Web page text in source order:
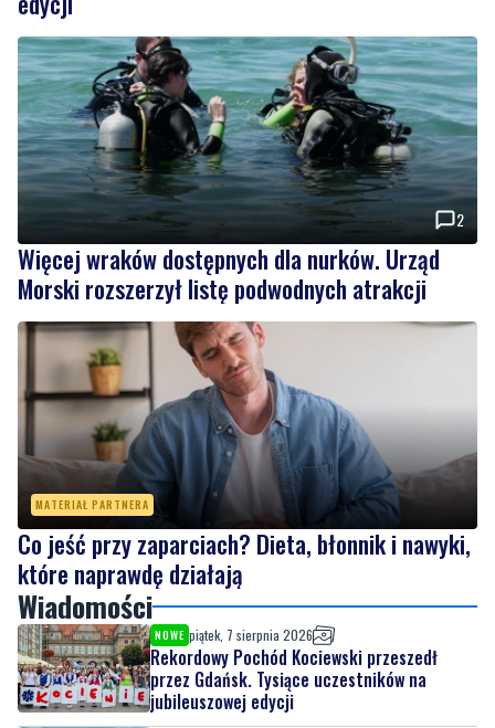
2
Więcej wraków dostępnych dla nurków. Urząd
Morski rozszerzył listę podwodnych atrakcji
MATERIAŁ PARTNERA
Co jeść przy zaparciach? Dieta, błonnik i nawyki,
które naprawdę działają
Wiadomości
NOWE piątek, 7 sierpnia 2026
Rekordowy Pochód Kociewski przeszedł
przez Gdańsk. Tysiące uczestników na
jubileuszowej edycji